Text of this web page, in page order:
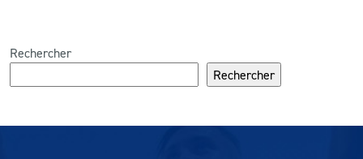
Rechercher
Rechercher